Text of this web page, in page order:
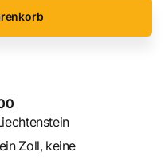
Zoll, keine